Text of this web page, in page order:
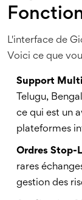
L'interface de
Voici ce que
Support
Telugu,
ce qui est un
plateformes
Ordres Stop-
rares
gestion des